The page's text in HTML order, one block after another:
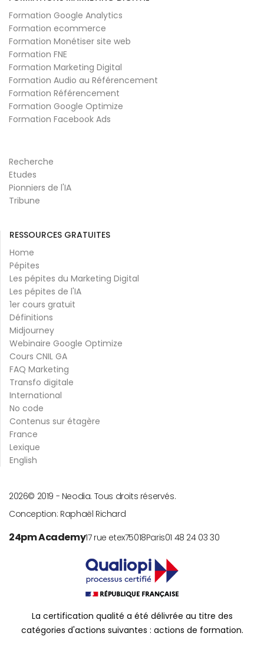
Formation Google Analytics
Formation ecommerce
Formation Monétiser site web
Formation FNE
Formation Marketing Digital
Formation Audio au Référencement
Formation Référencement
Formation Google Optimize
Formation Facebook Ads
Recherche
Etudes
Pionniers de l'IA
Tribune
RESSOURCES GRATUITES
Home
Pépites
Les pépites du Marketing Digital
Les pépites de l'IA
1er cours gratuit
Définitions
Midjourney
Webinaire Google Optimize
Cours CNIL GA
FAQ Marketing
Transfo digitale
International
No code
Contenus sur étagère
France
Lexique
English
© 2019 -
2026
Neodia. Tous droits réservés.
Conception: Raphaël Richard
24pm Academy17 rue etex75018Paris01 48 24 03 30
La certification qualité a été délivrée au titre des
catégories d'actions suivantes : actions de formation.